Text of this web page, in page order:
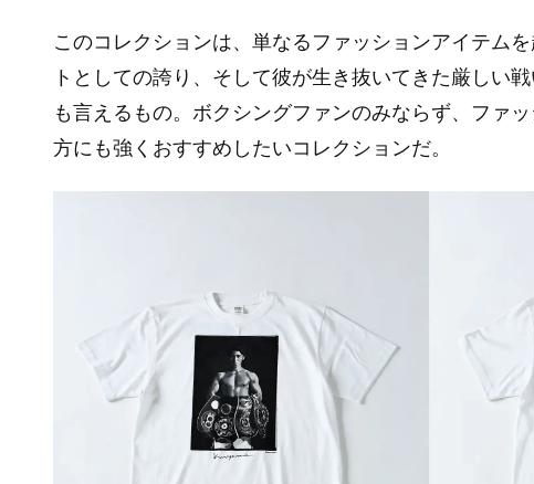
このコレクションは、単なるファッションアイテム
トとしての誇り、そして彼が生き抜いてきた厳しい
も言えるもの。ボクシングファンのみならず、ファ
方にも強くおすすめしたいコレクションだ。